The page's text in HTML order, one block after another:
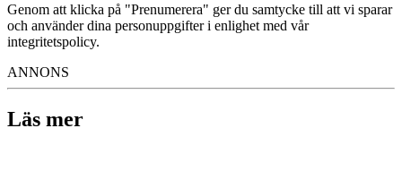
Genom att klicka på "Prenumerera" ger du samtycke till att vi sparar
och använder dina personuppgifter i enlighet med vår
integritetspolicy.
ANNONS
Läs mer